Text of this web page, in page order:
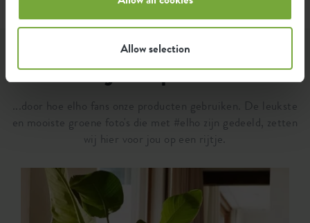
Allow selection
Laat je inspireren...
...door hoe elho fans onze producten gebruiken. De leukste
en mooiste groene foto's die met #elho zijn gedeeld, zetten
wij hier voor jou op een rijtje.